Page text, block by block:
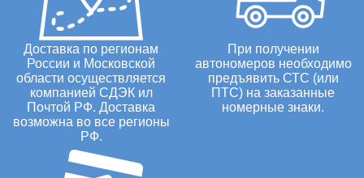
Доставка по регионам
России и Московской
области осуществляется
компанией СДЭК ил
Почтой РФ. Доставка
возможна во все регионы
РФ.
При получении
автономеров необходимо
предъявить СТС (или
ПТС) на заказанные
номерные знаки.